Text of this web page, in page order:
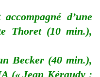
d’une
Thoret (10 min.),
Becker (40 min.),
(« Jean Kéraudy :